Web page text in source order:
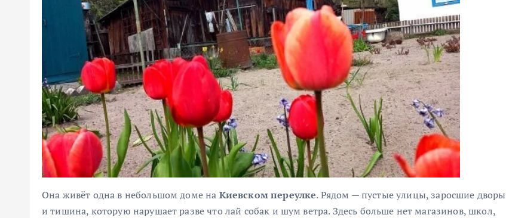
Она живёт одна в небольшом доме на Киевском переулке. Рядом — пустые улицы, заросшие дворы
и тишина, которую нарушает разве что лай собак и шум ветра. Здесь больше нет магазинов, школ,